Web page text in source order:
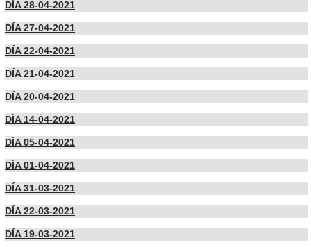
DÍA 28-04-2021
DÍA 27-04-2021
DÍA 22-04-2021
DÍA 21-04-2021
DÍA 20-04-2021
DÍA 14-04-2021
DÍA 05-04-2021
DÍA 01-04-2021
DÍA 31-03-2021
DÍA 22-03-2021
DÍA 19-03-2021